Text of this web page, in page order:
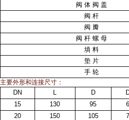
阀 体 阀 盖
阀 杆
阀 瓣
阀 杆 螺 母
填 料
垫 片
手 轮
主要外形和连接尺寸：
DN
L D
15
130 95
20
150 105